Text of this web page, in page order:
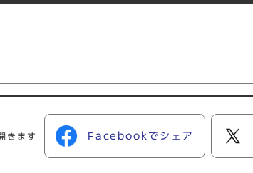
きます Facebookでシェア